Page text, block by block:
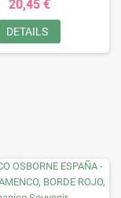
20,45 €
DETAILS